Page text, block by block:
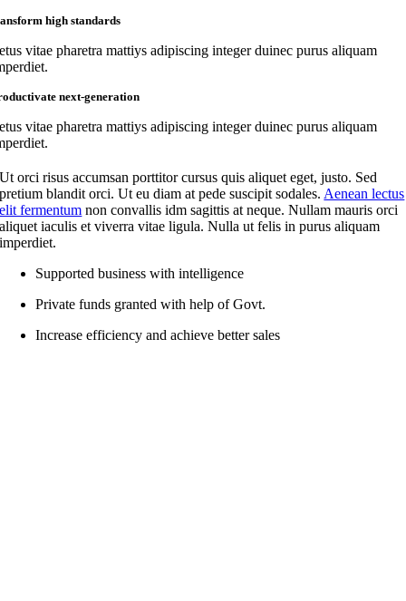
high standards
vitae pharetra mattiys adipiscing integer duinec purus aliquam
next-generation
vitae pharetra mattiys adipiscing integer duinec purus aliquam
Ut orci risus accumsan porttitor cursus quis aliquet eget, justo. Sed
pretium blandit orci. Ut eu diam at pede suscipit sodales.Aenean lectus
elit fermentum non convallis idm sagittis at neque. Nullam mauris orci
aliquet iaculis et viverra vitae ligula. Nulla ut felis in purus aliquam
imperdiet.
Supported business with intelligence
Private funds granted with help of Govt.
Increase efficiency and achieve better sales